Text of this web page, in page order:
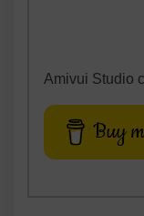
Amivui Studio
Buy